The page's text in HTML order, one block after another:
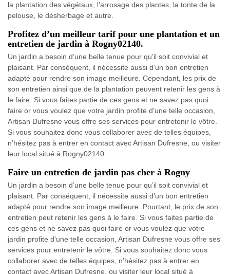
la plantation des végétaux, l’arrosage des plantes, la tonte de la
pelouse, le désherbage et autre.
Profitez d’un meilleur tarif pour une plantation et un
entretien de jardin à Rogny02140.
Un jardin a besoin d’une belle tenue pour qu’il soit convivial et
plaisant. Par conséquent, il nécessite aussi d’un bon entretien
adapté pour rendre son image meilleure. Cependant, les prix de
son entretien ainsi que de la plantation peuvent retenir les gens à
le faire. Si vous faites partie de ces gens et ne savez pas quoi
faire or vous voulez que votre jardin profite d’une telle occasion,
Artisan Dufresne vous offre ses services pour entretenir le vôtre.
Si vous souhaitez donc vous collaborer avec de telles équipes,
n’hésitez pas à entrer en contact avec Artisan Dufresne, ou visiter
leur local situé à Rogny02140.
Faire un entretien de jardin pas cher à Rogny
Un jardin a besoin d’une belle tenue pour qu’il soit convivial et
plaisant. Par conséquent, il nécessite aussi d’un bon entretien
adapté pour rendre son image meilleure. Pourtant, le prix de son
entretien peut retenir les gens à le faire. Si vous faites partie de
ces gens et ne savez pas quoi faire or vous voulez que votre
jardin profite d’une telle occasion, Artisan Dufresne vous offre ses
services pour entretenir le vôtre. Si vous souhaitez donc vous
collaborer avec de telles équipes, n’hésitez pas à entrer en
contact avec Artisan Dufresne, ou visiter leur local situé à